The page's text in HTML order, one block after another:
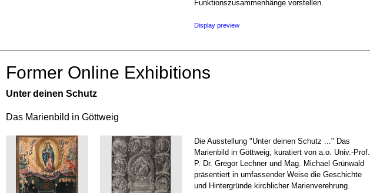
Funktionszusammenhänge vorstellen.
Display preview
Former Online Exhibitions
Unter deinen Schutz
Das Marienbild in Göttweig
Die Ausstellung "Unter deinen Schutz ..." Das
Marienbild in Göttweig, kuratiert von a.o. Univ.-Prof.
P. Dr. Gregor Lechner und Mag. Michael Grünwald
präsentiert in umfassender Weise die Geschichte
und Hintergründe kirchlicher Marienverehrung.